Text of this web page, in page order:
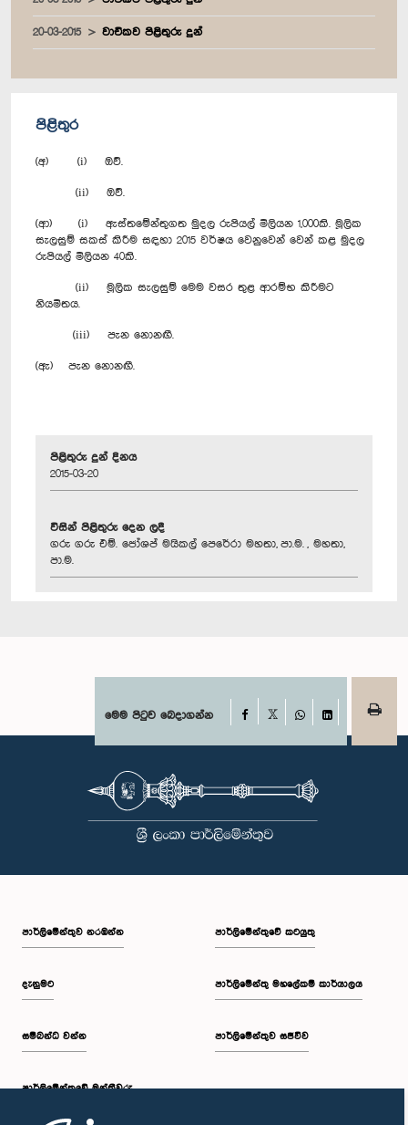
20-03-2015 වාචිකව පිළිතුරු දුන්
පිළිතුර
(අ) (i) ඔව්.
(ii) ඔව්.
(ආ) (i) ඇස්තමේන්තුගත මුදල රුපියල් මිලියන 1,000කි. මූලික
සැලසුම් සකස් කිරීම සඳහා 2015 වර්ෂය වෙනුවෙන් වෙන් කළ මුදල
රුපියල් මිලියන 40කි.
(ii) මූලික සැලසුම් මෙම වසර තුළ ආරම්භ කිරීමට
නියමිතය.
(iii) පැන නොනඟී.
(ඇ) පැන නොනඟී.
පිළිතුරු දුන් දිනය
2015-03-20
විසින් පිළිතුරු දෙන ලදී
ගරු ගරු එම්. ජෝශප් මයිකල් පෙරේරා මහතා, පා.ම. , මහතා,
පා.ම.
මෙම පිටුව බෙදාගන්න Facebook
WhatsAppLinkedIn
පාර්ලි‌මේන්තුව නරඹන්න
දැනුමට
සම්බන්ධ වන්න
පාර්ලි‌මේන්තුවේ මන්ත්‍රීවරු
පාර්ලිමේන්තුවේ කටයුතු
පාර්ලිමේන්තු මහලේකම් කාර්යාලය
පාර්ලිමේන්තුව සජීවීව